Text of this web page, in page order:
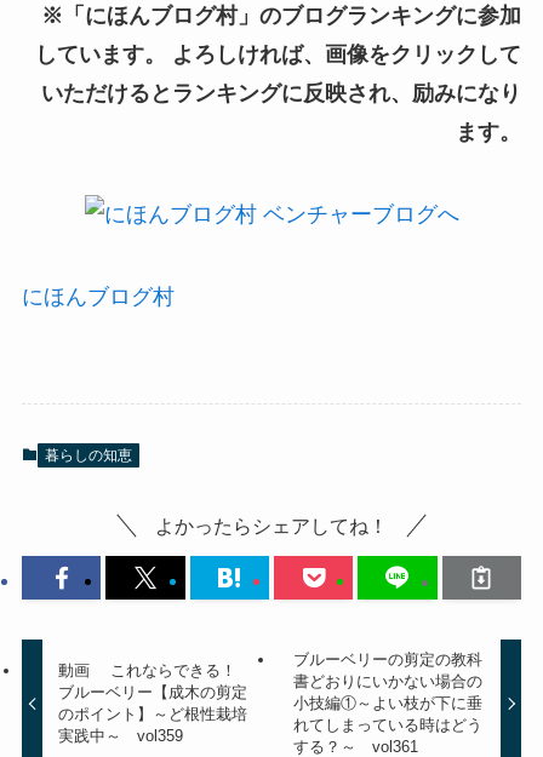
※「にほんブログ村」のブログランキングに参加
しています。 よろしければ、画像をクリックして
いただけるとランキングに反映され、励みになり
ます。
にほんブログ村
暮らしの知恵
よかったらシェアしてね！
動画 これならできる！
ブルーベリー【成木の剪定
のポイント】～ど根性栽培
実践中～ vol359
ブルーベリーの剪定の教科
書どおりにいかない場合の
小技編①～よい枝が下に垂
れてしまっている時はどう
する？～ vol361